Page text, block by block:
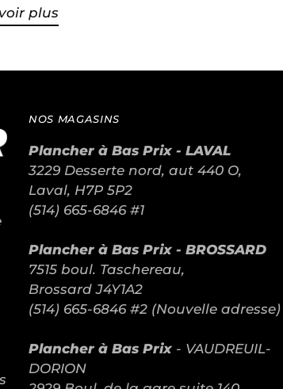
plus
NOS MAGASINS
Plancher à Bas Prix - LAVAL
3229 Desserte nord, aut 440 O,
Laval, H7P 5P2
(514) 665-6846 #1
Plancher à Bas Prix - BROSSARD
7515 boul. Taschereau,
Brossard J4Y1A2
(514) 665-6846 #2 (Nouvelle adresse)
Plancher à Bas Prix- VAUDREUIL-
DORION